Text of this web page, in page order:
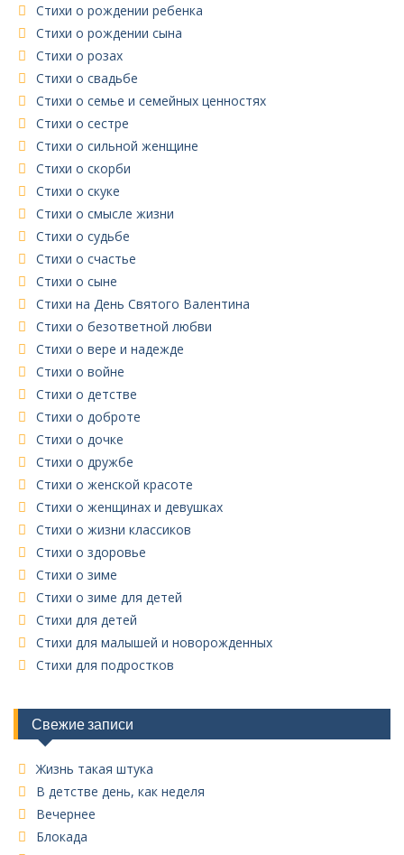
Стихи о рождении ребенка
Стихи о рождении сына
Стихи о розах
Стихи о свадьбе
Стихи о семье и семейных ценностях
Стихи о сестре
Стихи о сильной женщине
Стихи о скорби
Стихи о скуке
Стихи о смысле жизни
Стихи о судьбе
Стихи о счастье
Стихи о сыне
Стихи на День Святого Валентина
Стихи о безответной любви
Стихи о вере и надежде
Стихи о войне
Стихи о детстве
Стихи о доброте
Стихи о дочке
Стихи о дружбе
Стихи о женской красоте
Стихи о женщинах и девушках
Стихи о жизни классиков
Стихи о здоровье
Стихи о зиме
Стихи о зиме для детей
Стихи для детей
Стихи для малышей и новорожденных
Стихи для подростков
Свежие записи
Жизнь такая штука
В детстве день, как неделя
Вечернее
Блокада